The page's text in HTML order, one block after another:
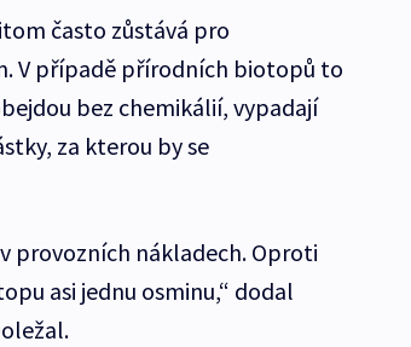
často zůstává pro
V případě přírodních biotopů to
bez chemikálií, vypadají
za kterou by se
provozních nákladech. Oproti
asi jednu osminu,“ dodal